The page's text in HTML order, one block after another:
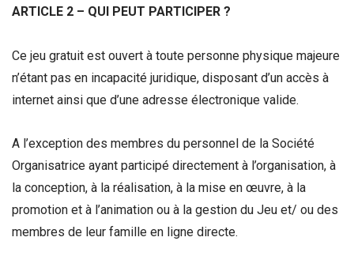
ARTICLE 2 – QUI PEUT PARTICIPER ?
Ce jeu gratuit est ouvert à toute personne physique majeure
n’étant pas en incapacité juridique, disposant d’un accès à
internet ainsi que d’une adresse électronique valide.
A l’exception des membres du personnel de la Société
Organisatrice ayant participé directement à l’organisation, à
la conception, à la réalisation, à la mise en œuvre, à la
promotion et à l’animation ou à la gestion du Jeu et/ ou des
membres de leur famille en ligne directe.